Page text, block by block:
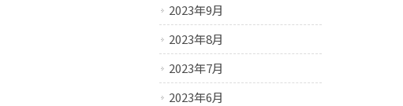
2023年9月
2023年8月
2023年7月
2023年6月